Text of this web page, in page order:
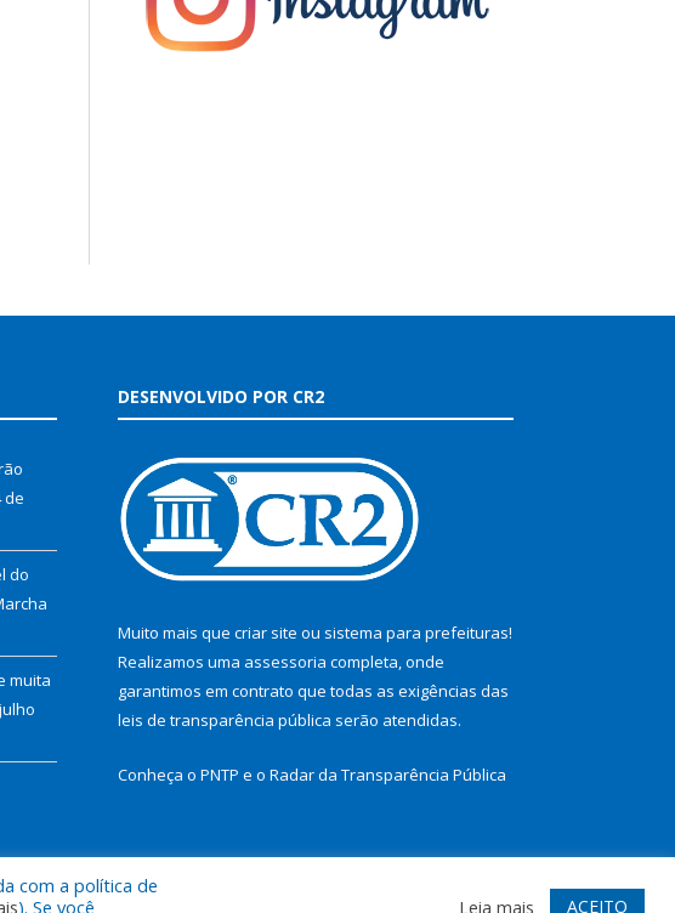
de
do
muita
DESENVOLVIDO POR CR2
Muito mais que criar site ou sistema para prefeituras!
Realizamos uma assessoria completa, onde
garantimos em contrato que todas as exigências das
leis de transparência pública serão atendidas.
Conheça o PNTP e o Radar da Transparência Pública
Mapa do Site Acessar Webmail
com a política de
). Se você Leia mais ACEITO